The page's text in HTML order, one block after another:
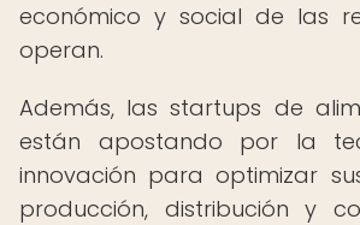
económico y social de las
operan.
Además, las startups de
están apostando por la
innovación para optimizar
producción, distribución y